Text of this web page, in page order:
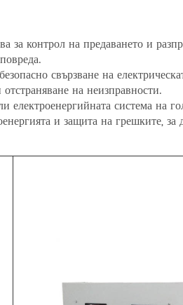
за контрол на предаването и
свързване на
на неизправности.
система на
и защита на грешките, за